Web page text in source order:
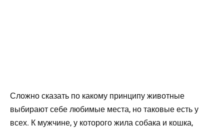
Сложно сказать по какому принципу животные
выбирают себе любимые места, но таковые есть у
всех. К мужчине, у которого жила собака и кошка,